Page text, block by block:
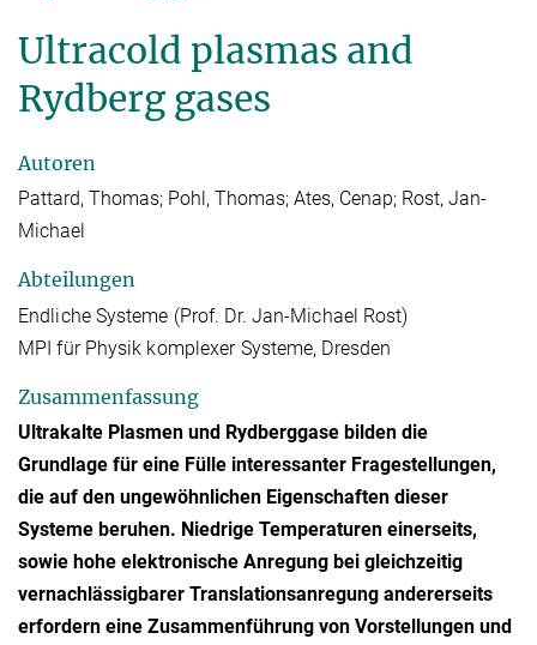
Ultracold plasmas and
Rydberg gases
Autoren
Pattard, Thomas; Pohl, Thomas; Ates, Cenap; Rost, Jan-
Michael
Abteilungen
Endliche Systeme (Prof. Dr. Jan-Michael Rost)
MPI für Physik komplexer Systeme, Dresden
Zusammenfassung
Ultrakalte Plasmen und Rydberggase bilden die
Grundlage für eine Fülle interessanter Fragestellungen,
die auf den ungewöhnlichen Eigenschaften dieser
Systeme beruhen. Niedrige Temperaturen einerseits,
sowie hohe elektronische Anregung bei gleichzeitig
vernachlässigbarer Translationsanregung andererseits
erfordern eine Zusammenführung von Vorstellungen und